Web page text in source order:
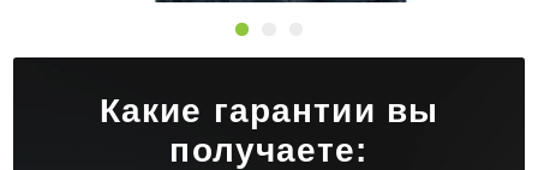
Какие гарантии вы
получаете: